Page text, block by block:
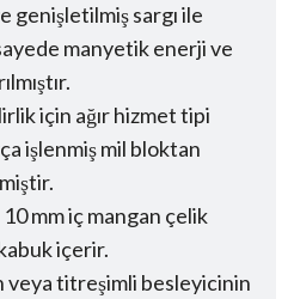
genişletilmiş sargı ile
manyetik enerji ve
için ağır hizmet tipi
işlenmiş mil bloktan
mm iç mangan çelik
içerir.
veya titreşimli besleyicinin